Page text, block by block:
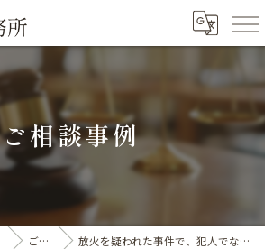
ご相談事例
ご相談事例 放火を疑われた事件で、犯人でないことを適切に主張し不起訴処分となったケース